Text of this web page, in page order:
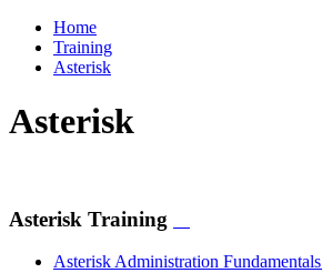
Home
Training
Asterisk
Asterisk
Asterisk Training
Asterisk Administration Fundamentals